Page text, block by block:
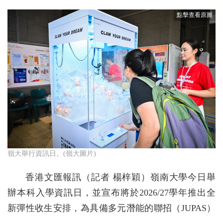
嶺大舉行資訊日。(嶺大圖片)
香港文匯報訊（記者 楊梓穎）嶺南大學今日舉
辦本科入學資訊日，並宣布將於2026/27學年推出全
新彈性收生安排，為具備多元潛能的聯招（JUPAS）